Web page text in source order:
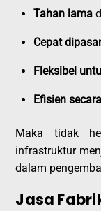
Tahan lama
Cepat
Fleksibel
Efisien
Maka tidak
infrastruktur
dalam
Jasa